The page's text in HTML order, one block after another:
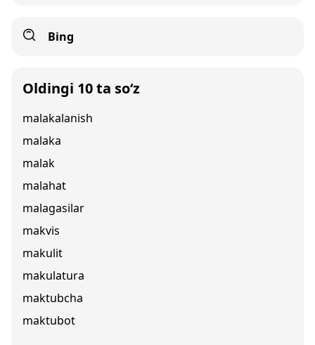
Bing
Oldingi 10 ta so‘z
malakalanish
malaka
malak
malahat
malagasilar
makvis
makulit
makulatura
maktubcha
maktubot